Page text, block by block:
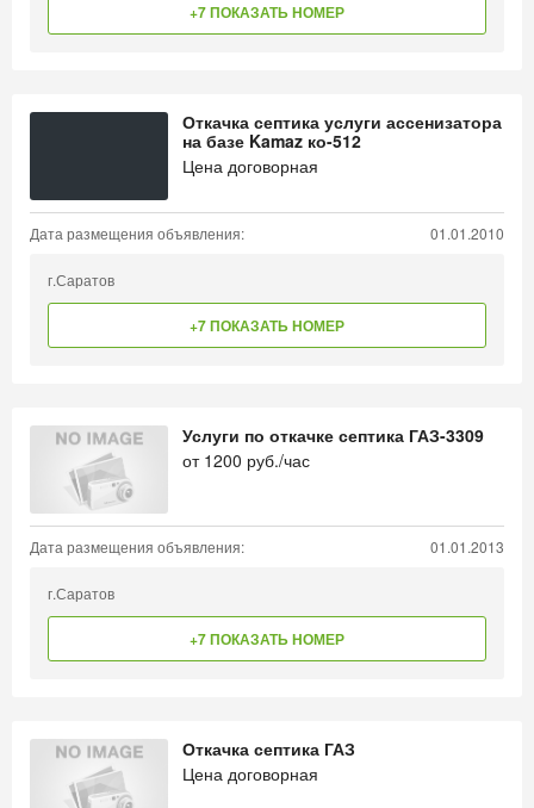
+7 ПОКАЗАТЬ НОМЕР
Откачка септика услуги ассенизатора
на базе Kamaz ко-512
Цена договорная
Дата размещения объявления: 01.01.2010
г.Саратов
+7 ПОКАЗАТЬ НОМЕР
Услуги по откачке септика ГАЗ-3309
от 1200 руб./час
Дата размещения объявления: 01.01.2013
г.Саратов
+7 ПОКАЗАТЬ НОМЕР
Откачка септика ГАЗ
Цена договорная